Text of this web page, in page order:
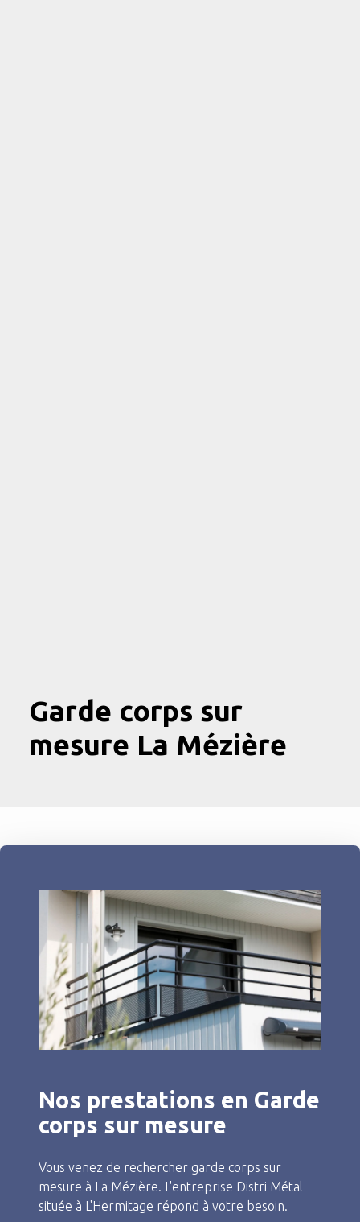
Garde corps sur
mesure La Mézière
Nos prestations en Garde
corps sur mesure
Vous venez de rechercher garde corps sur
mesure à La Mézière. L'entreprise Distri Métal
située à L'Hermitage répond à votre besoin.